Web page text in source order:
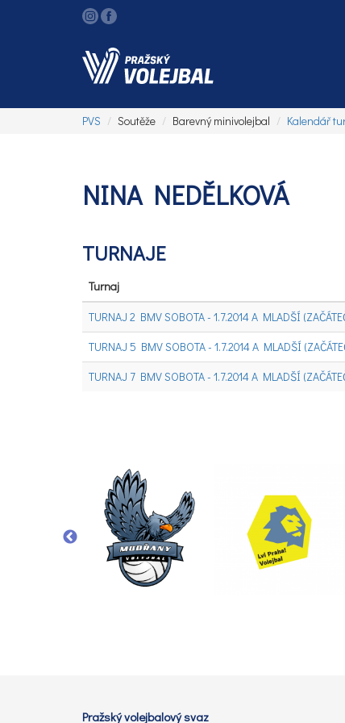
PVS Soutěže Barevný minivolejbal Kalendář
NINA NEDĚLKOVÁ
TURNAJE
Turnaj
TURNAJ 2 BMV SOBOTA - 1.7.2014 A MLADŠÍ
TURNAJ 5 BMV SOBOTA - 1.7.2014 A MLADŠÍ
TURNAJ 7 BMV SOBOTA - 1.7.2014 A MLADŠÍ
Pražský volejbalový svaz